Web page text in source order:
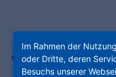
Im Rahmen der
oder Dritte, deren
Besuchs unserer